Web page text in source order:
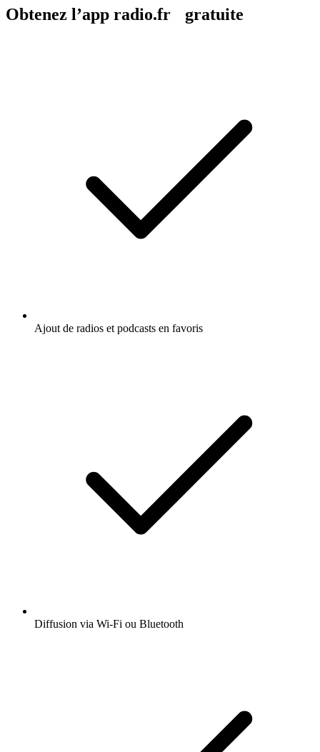
Obtenez l’app radio.fr gratuite
Ajout de radios et podcasts en favoris
Diffusion via Wi-Fi ou Bluetooth